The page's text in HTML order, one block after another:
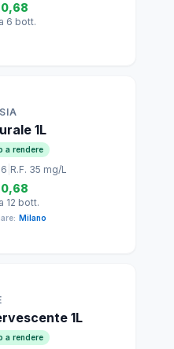
6 bott.
1L
a rendere
R.F. 35 mg/L
12 bott.
Milano
1L
a rendere